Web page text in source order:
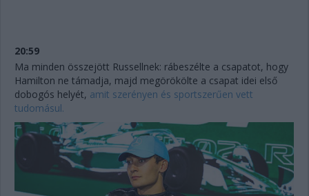
20:59
Ma minden összejött Russellnek: rábeszélte a csapatot, hogy
Hamilton ne támadja, majd megörökölte a csapat idei első
dobogós helyét, amit szerényen és sportszerűen vett
tudomásul.